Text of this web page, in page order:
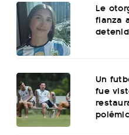
Le
fianza
Un
fue